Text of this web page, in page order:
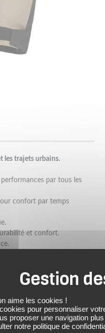
les trajets urbains.
par tous les
confort par temps
et confort.
pour adaptation
pour un ajustement
en 3 positions.
– Classe A.
aime les cookies !
pour personnaliser
proposer une navigation
notre politique de